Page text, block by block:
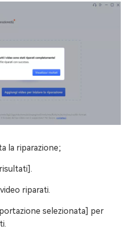
la riparazione;
riparati.
selezionata] per